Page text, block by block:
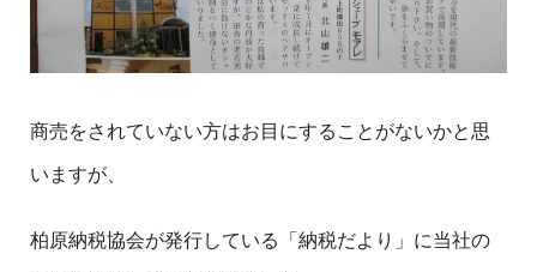
商売をされていない方はお目にすることがないかと思
いますが、
柏原納税協会が発行している「納税だより」に当社の